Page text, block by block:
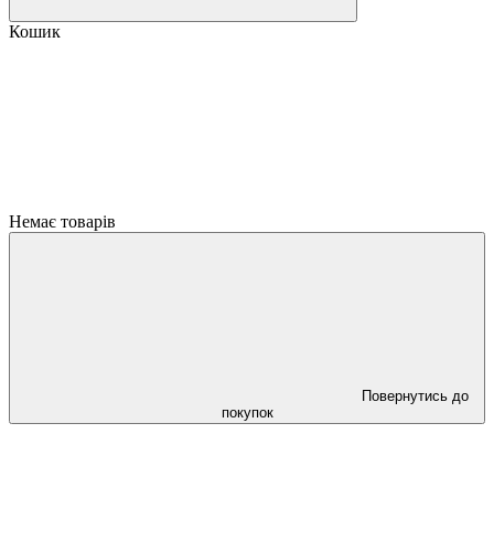
Кошик
Немає товарів
Повернутись до
покупок